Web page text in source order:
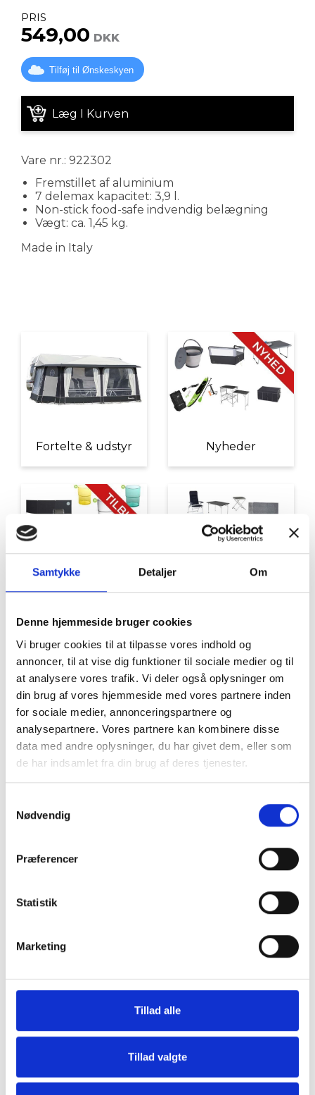
Samtykke Detaljer Om
Denne hjemmeside bruger cookies
Vi bruger cookies til at tilpasse vores indhold og
annoncer, til at vise dig funktioner til sociale medier og til
at analysere vores trafik. Vi deler også oplysninger om
din brug af vores hjemmeside med vores partnere inden
for sociale medier, annonceringspartnere og
analysepartnere. Vores partnere kan kombinere disse
data med andre oplysninger, du har givet dem, eller som
de har indsamlet fra din brug af deres tjenester.
Nødvendig
Præferencer
Statistik
Marketing
Tillad alle
Tillad valgte
PRIS
549,00 DKK
Tilføj til Ønskeskyen
Læg I Kurven
Vare nr.: 922302
Fremstillet af aluminium
7 delemax kapacitet: 3,9 l.
Non-stick food-safe indvendig belægning
Vægt: ca. 1,45 kg.
Made in Italy
Fortelte & udstyr Nyheder
Møbler Omnia
Grill og Tilbehør Indvendigt Udstyr
Udvendigt Udstyr